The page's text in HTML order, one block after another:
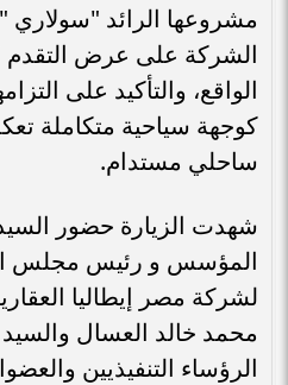
مشروعها الرائد
الشركة على عرض
الواقع، والتأكيد على
كوجهة سياحية متكاملة
ساحلي مستدام.
شهدت الزيارة حضور
المؤسس و رئيس مجلس
لشركة مصر إيطاليا
محمد خالد العسال
الرؤساء التنفيذيين